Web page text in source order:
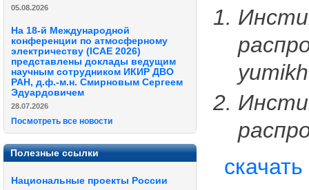
05.08.2026
На 18-й Международной
конференции по атмосферному
электричеству (ICAE 2026)
представлены доклады ведущим
научным сотрудником ИКИР ДВО
РАН, д.ф.-м.н. Смирновым Сергеем
Эдуардовичем
28.07.2026
Посмотреть все новости
Полезные ссылки
Национальные проекты России
скачать